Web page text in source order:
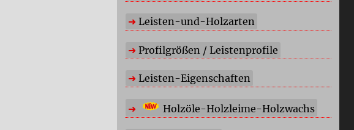
Leisten-und-Holzarten
Profilgrößen / Leistenprofile
Leisten-Eigenschaften
Holzöle-Holzleime-Holzwachs